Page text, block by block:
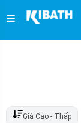
Giá Cao - Thấp